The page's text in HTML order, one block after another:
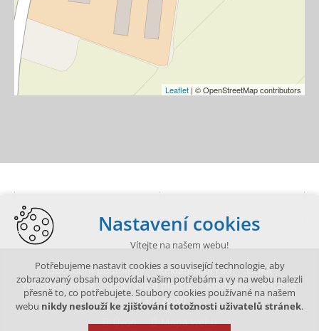
Leaflet | © OpenStreetMap contributors
Nastavení cookies
Vítejte na našem webu!
Potřebujeme nastavit cookies a související technologie, aby
zobrazovaný obsah odpovídal vašim potřebám a vy na webu nalezli
přesně to, co potřebujete. Soubory cookies používané na našem
webu nikdy neslouží ke zjišťování totožnosti uživatelů stránek.
Obchodní podmínky Reklamační řád
GDPR
Whistleblowing
Doprava a platba Kontakty
Katalog
Vrátit zboží
Úvod
Mapa webu